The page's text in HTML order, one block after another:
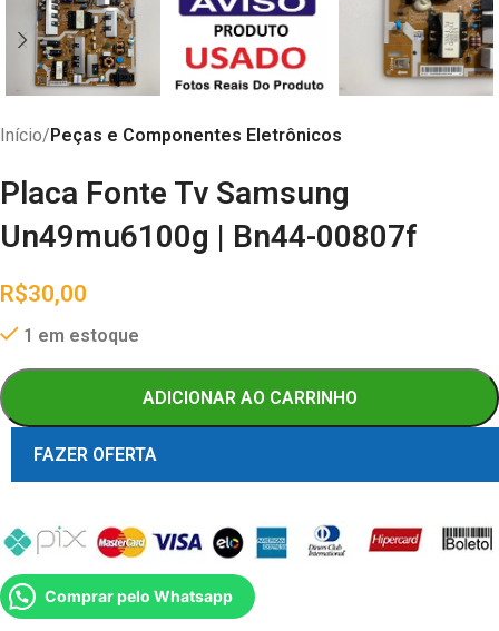
Início Peças e Componentes Eletrônicos
Placa Fonte Tv Samsung
Un49mu6100g | Bn44-00807f
R$30,00
1 em estoque
ADICIONAR AO CARRINHO
FAZER OFERTA
Comprar pelo Whatsapp